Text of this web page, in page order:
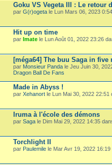
Goku VS Vegeta III : Le retour
par G(r)ogeta le Lun Mars 06, 2023
Hit up on time
par Imate le Lun Août 01, 2022 23:26
[méga64] The buu Saga in five
par Monsieur Panda le Jeu Juin 30,
Dragon Ball De Fans
Made in Abyss !
par Xehanort le Lun Mai 30, 2022 22:51
Iruma à l'école des démons
par Saga le Dim Mai 29, 2022 14:35
Torchlight II
par Paulemile le Mar Avr 19, 2022